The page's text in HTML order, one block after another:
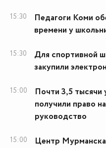
15:30
Педагоги Коми
времени у
15:30
Для спортивной
закупили
15:00
Почти 3,5 тысячи
получили право
руководство
15:00
Центр